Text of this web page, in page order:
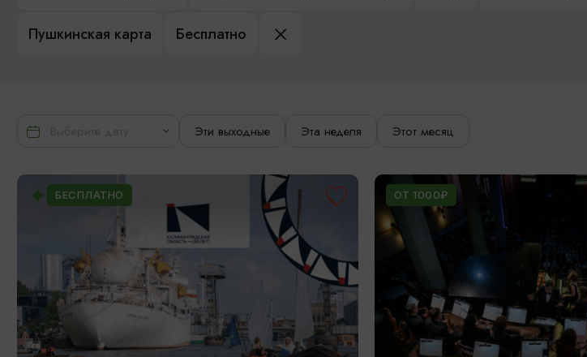
Пушкинская карта Бесплатно
Эти выходные Эта неделя Этот месяц
БЕСПЛАТНО ОТ 1000₽